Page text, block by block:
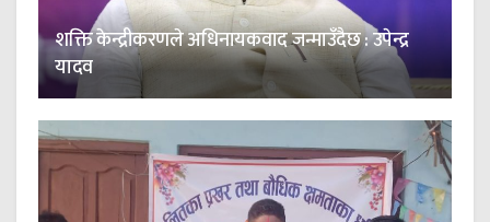
शक्ति केन्द्रीकरणले अधिनायकवाद जन्माउँदैछ : उपेन्द्र
यादव